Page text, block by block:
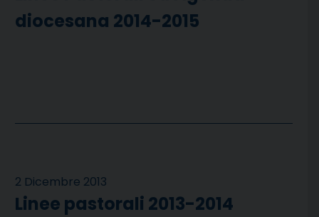
diocesana 2014-2015
2 Dicembre 2013
Linee pastorali 2013-2014